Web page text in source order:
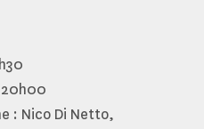
: Nico Di Netto,